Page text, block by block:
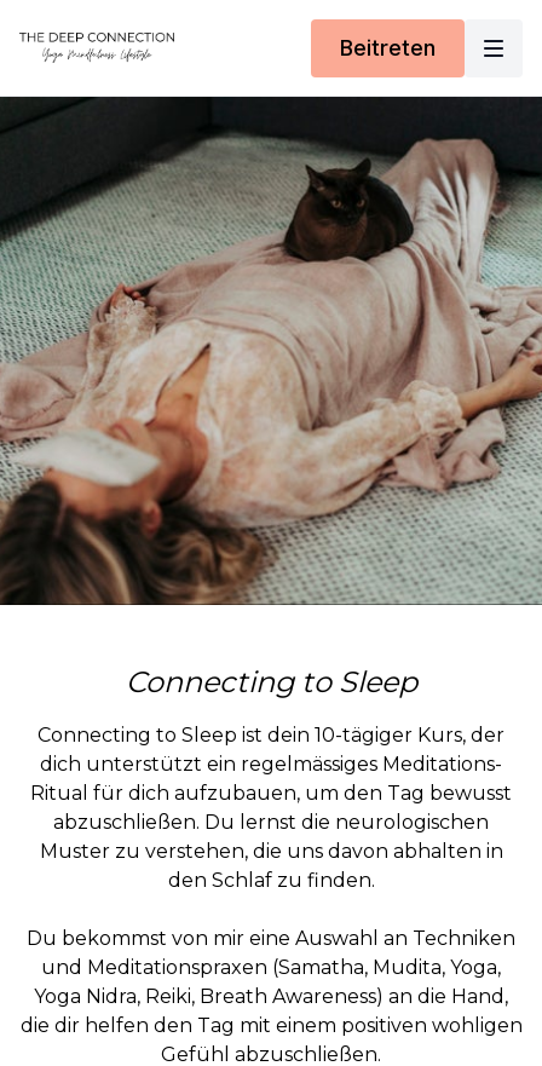
Beitreten
Connecting to Sleep
Connecting to Sleep ist dein 10-tägiger Kurs, der
dich unterstützt ein regelmässiges Meditations-
Ritual für dich aufzubauen, um den Tag bewusst
abzuschließen. Du lernst die neurologischen
Muster zu verstehen, die uns davon abhalten in
den Schlaf zu finden.
Du bekommst von mir eine Auswahl an Techniken
und Meditationspraxen (Samatha, Mudita, Yoga,
Yoga Nidra, Reiki, Breath Awareness) an die Hand,
die dir helfen den Tag mit einem positiven wohligen
Gefühl abzuschließen.